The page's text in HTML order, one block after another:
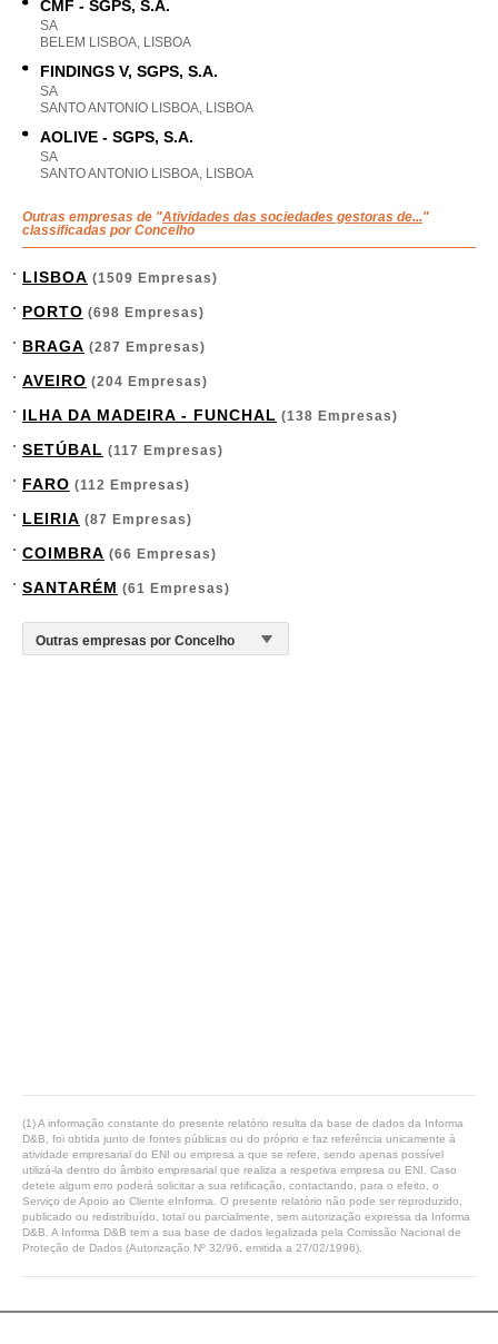
CMF - SGPS, S.A.
SA
BELEM LISBOA, LISBOA
FINDINGS V, SGPS, S.A.
SA
SANTO ANTONIO LISBOA, LISBOA
AOLIVE - SGPS, S.A.
SA
SANTO ANTONIO LISBOA, LISBOA
Outras empresas de "Atividades das sociedades gestoras de..."
classificadas por Concelho
LISBOA (1509 Empresas)
PORTO (698 Empresas)
BRAGA (287 Empresas)
AVEIRO (204 Empresas)
ILHA DA MADEIRA - FUNCHAL (138 Empresas)
SETÚBAL (117 Empresas)
FARO (112 Empresas)
LEIRIA (87 Empresas)
COIMBRA (66 Empresas)
SANTARÉM (61 Empresas)
(1) A informação constante do presente relatório resulta da base de dados da Informa
D&B, foi obtida junto de fontes públicas ou do próprio e faz referência unicamente à
atividade empresarial do ENI ou empresa a que se refere, sendo apenas possível
utilizá-la dentro do âmbito empresarial que realiza a respetiva empresa ou ENI. Caso
detete algum erro poderá solicitar a sua retificação, contactando, para o efeito, o
Serviço de Apoio ao Cliente eInforma. O presente relatório não pode ser reproduzido,
publicado ou redistribuído, total ou parcialmente, sem autorização expressa da Informa
D&B. A Informa D&B tem a sua base de dados legalizada pela Comissão Nacional de
Proteção de Dados (Autorização Nº 32/96, emitida a 27/02/1996).